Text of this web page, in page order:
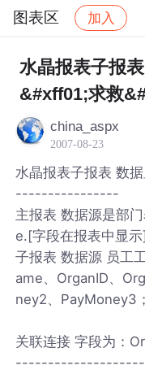
图表区 加入
社区 图表区
水晶报表子报
&#xff01;求救
china_aspx
2007-08-23
水晶报表子报表 数
----------------
主报表 数据源是部
e.[字段在报表中显示]
子报表 数据源 员工
ame、OrganID、
ney2、PayMoney3
关联连接 字段为：